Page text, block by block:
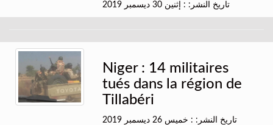
تاريخ النشر: : إثنين 30 ديسمبر 2019
Niger : 14 militaires
tués dans la région de
Tillabéri
تاريخ النشر: : خميس 26 ديسمبر 2019